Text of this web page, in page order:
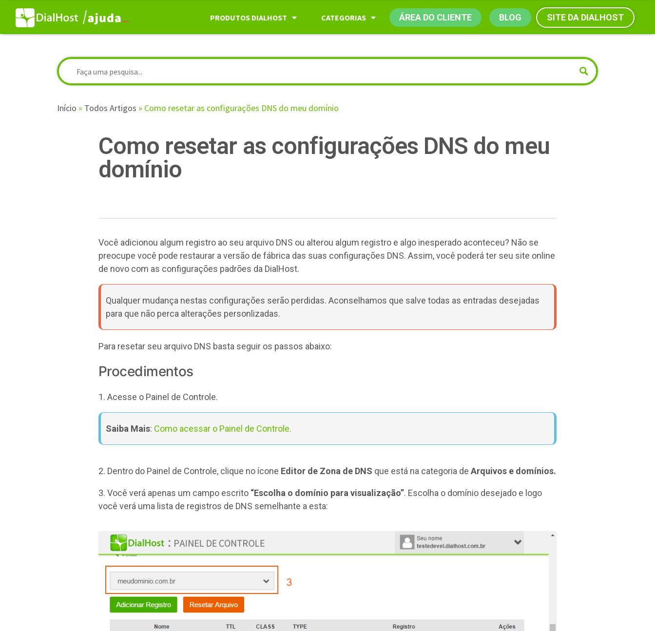
PRODUTOS DIALHOST CATEGORIAS ÁREA DO CLIENTE BLOG SITE DA DIALHOST
Início » Todos Artigos » Como resetar as configurações DNS do meu domínio
Como resetar as configurações DNS do meu
domínio
Você adicionou algum registro ao seu arquivo DNS ou alterou algum registro e algo inesperado aconteceu? Não se
preocupe você pode restaurar a versão de fábrica das suas configurações DNS. Assim, você poderá ter seu site online
de novo com as configurações padrões da DialHost.
Qualquer mudança nestas configurações serão perdidas. Aconselhamos que salve todas as entradas desejadas
para que não perca alterações personlizadas.
Para resetar seu arquivo DNS basta seguir os passos abaixo:
Procedimentos
1. Acesse o Painel de Controle.
Saiba Mais: Como acessar o Painel de Controle.
2. Dentro do Painel de Controle, clique no ícone Editor de Zona de DNS que está na categoria de Arquivos e domínios.
3. Você verá apenas um campo escrito “Escolha o domínio para visualização”. Escolha o domínio desejado e logo
você verá uma lista de registros de DNS semelhante a esta: